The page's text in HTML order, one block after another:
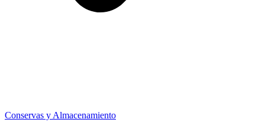
Conservas y Almacenamiento